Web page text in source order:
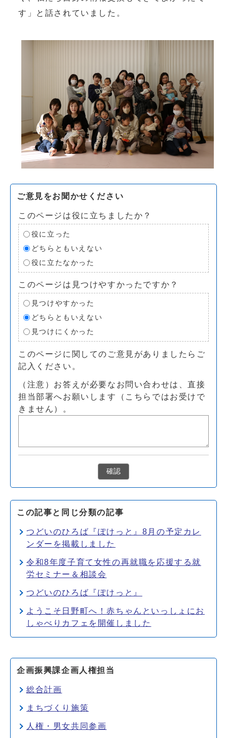
す」と話されていました。
ご意見をお聞かせください
このページは役に立ちましたか？
役に立った
どちらともいえない
役に立たなかった
このページは見つけやすかったですか？
見つけやすかった
どちらともいえない
見つけにくかった
このページに関してのご意見がありましたらご
記入ください。
（注意）お答えが必要なお問い合わせは、直接
担当部署へお願いします（こちらではお受けで
きません）。
確認
この記事と同じ分類の記事
つどいのひろば『ぽけっと』8月の予定カレ
ンダーを掲載しました
令和8年度子育て女性の再就職を応援する就
労セミナー＆相談会
つどいのひろば『ぽけっと』
ようこそ日野町へ！赤ちゃんといっしょにお
しゃべりカフェを開催しました
企画振興課企画人権担当
総合計画
まちづくり施策
人権・男女共同参画